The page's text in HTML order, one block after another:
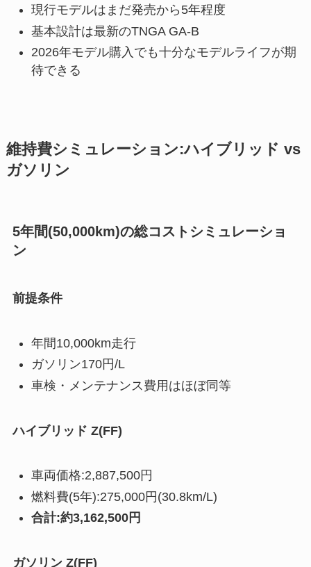
現行モデルはまだ発売から5年程度
基本設計は最新のTNGA GA-B
2026年モデル購入でも十分なモデルライフが期
待できる
維持費シミュレーション:ハイブリッド vs
ガソリン
5年間(50,000km)の総コストシミュレーショ
ン
前提条件
年間10,000km走行
ガソリン170円/L
車検・メンテナンス費用はほぼ同等
ハイブリッド Z(FF)
車両価格:2,887,500円
燃料費(5年):275,000円(30.8km/L)
合計:約3,162,500円
ガソリン Z(FF)